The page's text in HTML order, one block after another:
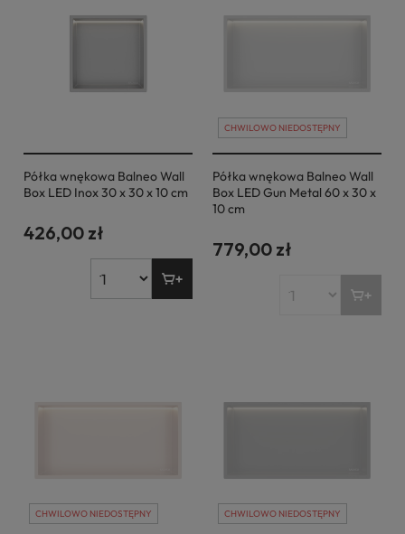
Półka wnękowa Balneo Wall
Box LED Inox 30 x 30 x 10 cm
426,00 zł
CHWILOWO NIEDOSTĘPNY
Półka wnękowa Balneo Wall
Box LED Gun Metal 60 x 30 x
10 cm
779,00 zł
CHWILOWO NIEDOSTĘPNY CHWILOWO NIEDOSTĘPNY